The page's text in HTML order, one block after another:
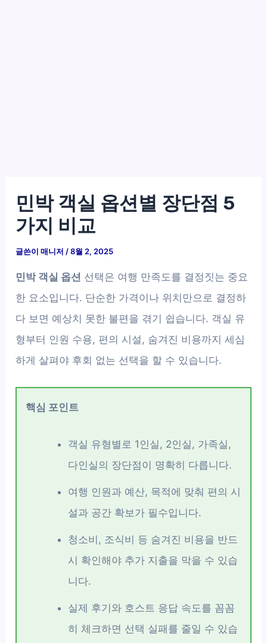
민박 객실 옵션별 장단점 5
가지 비교
글쓴이매니저 /8월 2, 2025
민박 객실 옵션 선택은 여행 만족도를 결정짓는 중요
한 요소입니다. 단순한 가격이나 위치만으로 결정하
다 보면 예상치 못한 불편을 겪기 쉽습니다. 객실 유
형부터 인원 수용, 편의 시설, 숨겨진 비용까지 세심
하게 살펴야 후회 없는 선택을 할 수 있습니다.
핵심 포인트
객실 유형별로 1인실, 2인실, 가족실,
다인실의 장단점이 명확히 다릅니다.
여행 인원과 예산, 목적에 맞춰 편의 시
설과 공간 확보가 필수입니다.
청소비, 조식비 등 숨겨진 비용을 반드
시 확인해야 추가 지출을 막을 수 있습
니다.
실제 후기와 호스트 응답 속도를 꼼꼼
히 체크하면 선택 실패를 줄일 수 있습